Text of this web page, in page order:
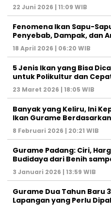
22 Juni 2026 | 11:09 WIB
Fenomena Ikan Sapu-
Penyebab, Dampak, dan
18 April 2026 | 06:20 WIB
5 Jenis Ikan yang Bisa
untuk Polikultur dan
23 Maret 2026 | 18:05 WIB
Banyak yang Keliru, Ini
Ikan Gurame
8 Februari 2026 | 20:21 WIB
Gurame Padang: Ciri,
Budidaya dari Benih
3 Januari 2026 | 13:59 WIB
Gurame Dua Tahun Baru
Lapangan yang Perlu